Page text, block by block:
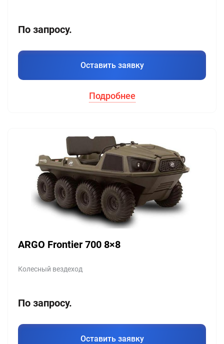
По запросу.
Оставить заявку
Подробнее
ARGO Frontier 700 8×8
Колесный вездеход
По запросу.
Оставить заявку